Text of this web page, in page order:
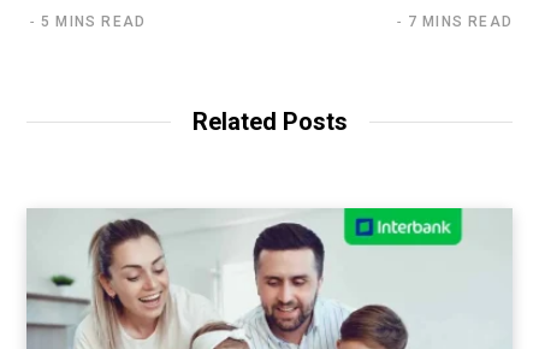
5 MINS READ 7 MINS READ
Related Posts